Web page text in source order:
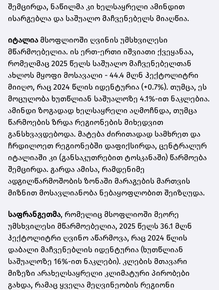
შემცირდა, ნაწილმა კი ხელსაყრელი ამინდით
ისარგებლა და საშუალო მაჩვენებელს მიაღწია.
იტალია მსოფლიოში ღვინის უმსხვილესი
მწარმოებელია. ის ერთ-ერთი იშვიათი ქვეყანაა,
რომელმაც 2025 წელს საშუალო მაჩვენებელთან
ახლოს მყოფი მოსავალი - 44.4 მლნ ჰექტოლიტრი
მიიღო, რაც 2024 წლის იდენტურია (+0.7%). თუმცა, ეს
მოცულობა ხუთწლიან საშუალოზე 4.1%-ით ნაკლებია.
ამინდი ზოგადად ხელსაყრელი აღმოჩნდა, თუმცა
წარმოების ზრდა რეგიონების მიხედვით
განსხვავდებოდა. მატება ძირითადად სამხრეთ და
ჩრდილოეთ რეგიონებში დაფიქსირდა, ცენტრალურ
იტალიაში კი (განსაკუთრებით ტოსკანაში) წარმოება
შემცირდა. გარდა ამისა, რამდენიმე
ადგილწარმოშობის ზონაში მარაგების მართვის
მიზნით მოსავლიანობა ნებაყოფლობით შეიზღუდა.
საფრანგეთმა, რომელიც მსოფლიოში მეორე
უმსხვილესი მწარმოებელია, 2025 წელს 36.1 მლნ
ჰექტოლიტრი ღვინო აწარმოვა, რაც 2024 წლის
დაბალი მაჩვენებლის იდენტურია (ხუთწლიან
საშუალოზე 16%-ით ნაკლები). კლების მთავარი
მიზეზი არახელსაყრელი კლიმატური პირობები
გახდა, რამაც ყველა მეღვინეობის რეგიონი